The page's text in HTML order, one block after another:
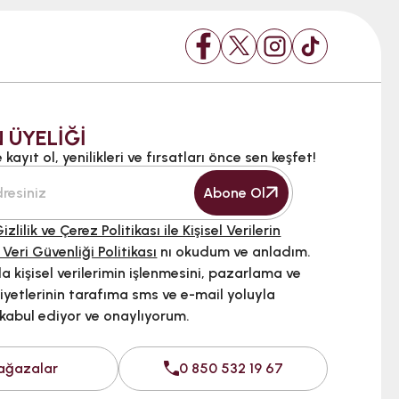
ÜYELİĞİ
ol, yenilikleri ve fırsatları önce sen keşfet!
Abone Ol
ve Çerez Politikası ile Kişisel Verilerin
Güvenliği Politikası nı okudum ve anladım.
kişisel verilerimin işlenmesini, pazarlama ve
tarafıma sms ve e-mail yoluyla
kabul ediyor ve onaylıyorum.
0 850 532 19 67